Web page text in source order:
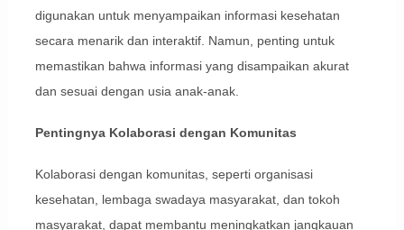
digunakan untuk menyampaikan informasi kesehatan
secara menarik dan interaktif. Namun, penting untuk
memastikan bahwa informasi yang disampaikan akurat
dan sesuai dengan usia anak-anak.
Pentingnya Kolaborasi dengan Komunitas
Kolaborasi dengan komunitas, seperti organisasi
kesehatan, lembaga swadaya masyarakat, dan tokoh
masyarakat, dapat membantu meningkatkan jangkauan